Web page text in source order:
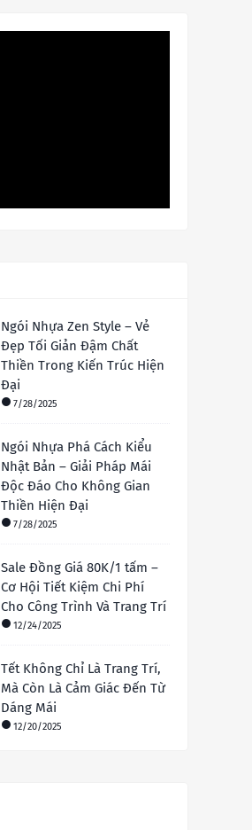
Ngói Nhựa Zen Style – Vẻ
Đẹp Tối Giản Đậm Chất
Thiền Trong Kiến Trúc Hiện
Đại
7/28/2025
Ngói Nhựa Phá Cách Kiểu
Nhật Bản – Giải Pháp Mái
Độc Đáo Cho Không Gian
Thiền Hiện Đại
7/28/2025
Sale Đồng Giá 80K/1 tấm –
Cơ Hội Tiết Kiệm Chi Phí
Cho Công Trình Và Trang Trí
12/24/2025
Tết Không Chỉ Là Trang Trí,
Mà Còn Là Cảm Giác Đến Từ
Dáng Mái
12/20/2025